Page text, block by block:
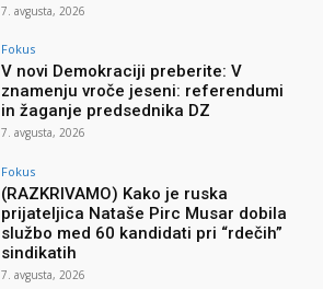
7. avgusta, 2026
Fokus
V novi Demokraciji preberite: V
znamenju vroče jeseni: referendumi
in žaganje predsednika DZ
7. avgusta, 2026
Fokus
(RAZKRIVAMO) Kako je ruska
prijateljica Nataše Pirc Musar dobila
službo med 60 kandidati pri “rdečih”
sindikatih
7. avgusta, 2026